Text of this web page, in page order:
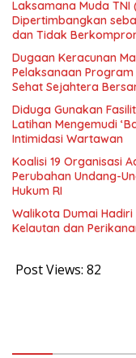
Laksamana Muda TNI
Dipertimbangkan
dan Tidak
Dugaan Keracunan
Pelaksanaan Program
Sehat Sejahtera
Diduga Gunakan
Latihan Mengemudi
Intimidasi Wartawan
Koalisi 19 Organisasi
Perubahan Undang-
Hukum RI
Walikota Dumai Hadiri
Kelautan dan
Post Views: 82